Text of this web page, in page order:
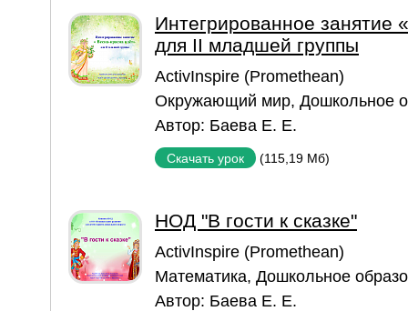
Интегрированное занятие
для II младшей группы
ActivInspire (Promethean)
Окружающий мир, Дошкольное
Автор: Баева Е. Е.
Скачать урок (115,19 Мб)
НОД "В гости к сказке"
ActivInspire (Promethean)
Математика, Дошкольное
Автор: Баева Е. Е.